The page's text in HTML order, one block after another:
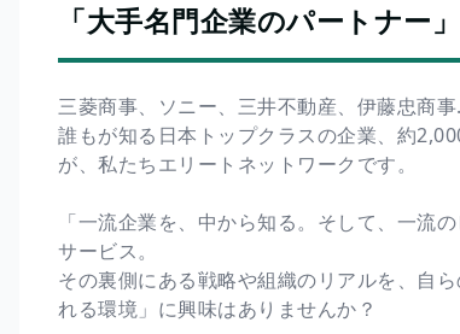
「大手名門企業のパートナー
三菱商事、ソニー、三井不動産、伊藤忠商事
誰もが知る日本トップクラスの企業、約
が、私たちエリートネットワークです。
「一流企業を、中から知る。そして、一流
サービス。
その裏側にある戦略や組織のリアルを、自
れる環境」に興味はありませんか？